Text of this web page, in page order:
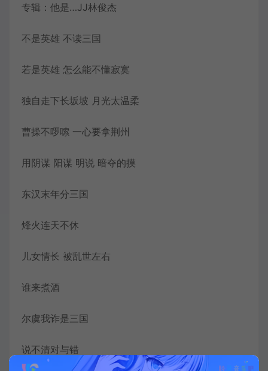
专辑：他是…JJ林俊杰
不是英雄 不读三国
若是英雄 怎么能不懂寂寞
独自走下长坂坡 月光太温柔
曹操不啰嗦 一心要拿荆州
用阴谋 阳谋 明说 暗夺的摸
东汉末年分三国
烽火连天不休
儿女情长 被乱世左右
谁来煮酒
尔虞我诈是三国
说不清对与错